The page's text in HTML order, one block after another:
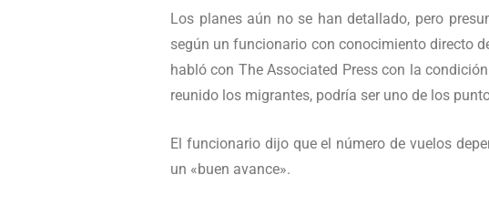
Los planes aún no se han detallado, pero
según un funcionario con conocimiento directo
habló con The Associated Press con la
reunido los migrantes, podría ser uno de los
El funcionario dijo que el número de vuelos
un «buen avance».